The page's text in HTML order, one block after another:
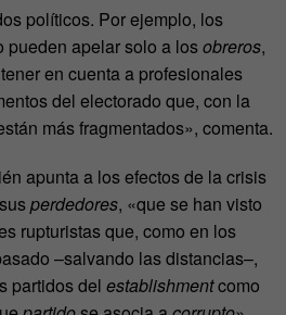
políticos. Por ejemplo, los
pueden apelar solo a losobreros,
en cuenta a profesionales
del electorado que, con la
más fragmentados», comenta.
apunta a los efectos de la crisis
perdedores, «que se han visto
rupturistas que, como en los
–salvando las distancias–,
partidos del establishmentcomo